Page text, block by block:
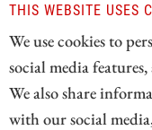
THIS WEBSITE USES
We use cookies to
social media
We also share
with our social